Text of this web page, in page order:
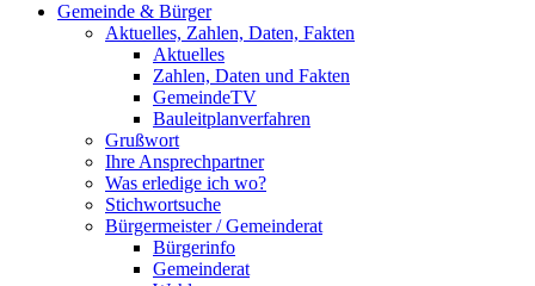
Gemeinde & Bürger
Aktuelles, Zahlen, Daten, Fakten
Aktuelles
Zahlen, Daten und Fakten
GemeindeTV
Bauleitplanverfahren
Grußwort
Ihre Ansprechpartner
Was erledige ich wo?
Stichwortsuche
Bürgermeister / Gemeinderat
Bürgerinfo
Gemeinderat